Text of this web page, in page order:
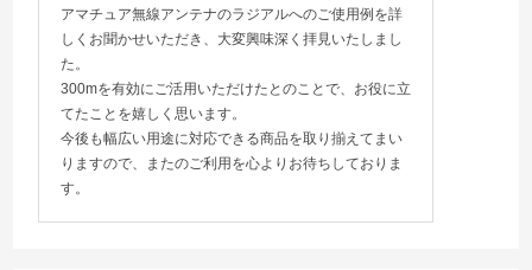
アマチュア無線アンテナのラジアルへのご使用例を詳
しくお聞かせいただき、大変興味深く拝見いたしまし
た。
300mを有効にご活用いただけたとのことで、お役に立
てたことを嬉しく思います。
今後も幅広い用途に対応できる商品を取り揃えてまい
りますので、またのご利用を心よりお待ちしておりま
す。